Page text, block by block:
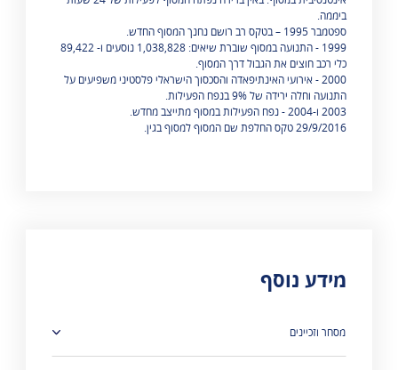
ביממה.
ספטמבר 1995 – בטקס רב רושם נחנך המסוף החדש.
1999 - התנועה במסוף שוברת שיאים: 1,038,828 נוסעים ו- 89,422
כלי רכב חוצים את הגבול דרך המסוף.
2000 - אירועי האינתיפאדה והסכסוך הישראלי פלסטיני משפיעים על
התנועה וחלה ירידה של 9% בנפח הפעילות.
2003 ו-2004 - נפח הפעילות במסוף מתייצב מחדש.
29/9/2016 טקס החלפת שם המסוף למסוף בגין.
מידע נוסף
מסחר וזכיינים